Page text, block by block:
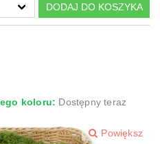
DODAJ DO KOSZYKA
koloru: Dostępny teraz
Powiększ